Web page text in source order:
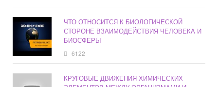
ЧТО ОТНОСИТСЯ К БИОЛОГИЧЕСКОЙ
СТОРОНЕ ВЗАИМОДЕЙСТВИЯ ЧЕЛОВЕКА И
БИОСФЕРЫ
6122
КРУГОВЫЕ ДВИЖЕНИЯ ХИМИЧЕСКИХ